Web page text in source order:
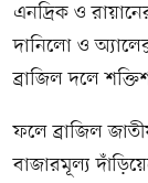
এনদ্রিক ও
দানিলো ও
ব্রাজিল দলে
ফলে ব্রাজিল
বাজারমূল্য